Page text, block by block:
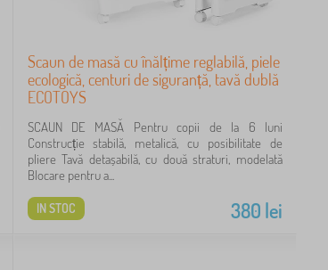
Scaun de masă cu înălțime reglabilă, piele
ecologică, centuri de siguranță, tavă dublă
ECOTOYS
SCAUN DE MASĂ Pentru copii de la 6 luni
Construcție stabilă, metalică, cu posibilitate de
pliere Tavă detașabilă, cu două straturi, modelată
Blocare pentru a...
380 lei
IN STOC